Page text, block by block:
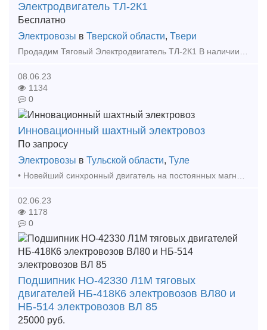
Электродвигатель ТЛ-2К1
Бесплатно
Электровозы в Тверской области, Твери
Продадим Тяговый Электродвигатель ТЛ-2К1 В наличии несколько штук. Сняты с рабочей машины.
08.06.23
1134
0
Инновационный шахтный электровоз
По запросу
Электровозы в Тульской области, Туле
02.06.23
1178
0
Подшипник НО-42330 Л1М тяговых
двигателей НБ-418К6 электровозов ВЛ80 и
НБ-514 электровозов ВЛ 85
25000 руб.